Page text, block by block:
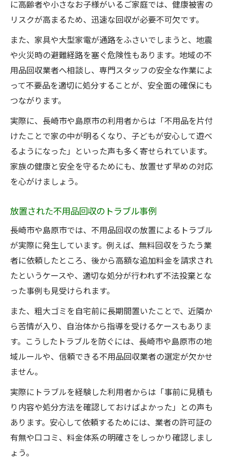
に高齢者や小さなお子様がいるご家庭では、健康被害の
リスクが高まるため、迅速な回収が必要不可欠です。
また、家具や大型家電が通路をふさいでしまうと、地震
や火災時の避難経路を塞ぐ危険性もあります。地域の不
用品回収業者へ相談し、専門スタッフの安全な作業によ
って不要品を適切に処分することが、安全面の確保にも
つながります。
実際に、長崎市や島原市の利用者からは「不用品を片付
けたことで家の中が明るくなり、子どもが安心して遊べ
るようになった」といった声も多く寄せられています。
家族の健康と安全を守るためにも、放置せず早めの対応
を心がけましょう。
放置された不用品回収のトラブル事例
長崎市や島原市では、不用品回収の放置によるトラブル
が実際に発生しています。例えば、無料回収をうたう業
者に依頼したところ、後から高額な追加料金を請求され
たというケースや、適切な処分が行われず不法投棄とな
った事例も見受けられます。
また、粗大ゴミを自宅前に長期間置いたことで、近隣か
ら苦情が入り、自治体から指導を受けるケースもありま
す。こうしたトラブルを防ぐには、長崎市や島原市の地
域ルールや、信頼できる不用品回収業者の選定が欠かせ
ません。
実際にトラブルを経験した利用者からは「事前に見積も
り内容や処分方法を確認しておけばよかった」との声も
あります。安心して依頼するためには、業者の許可証の
有無や口コミ、料金体系の明確さをしっかり確認しまし
ょう。